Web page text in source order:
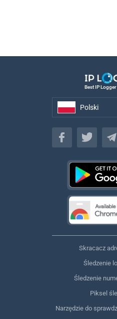
Best IP
Polski
Polski
Skracacz
Śledzenie
Śledzenie
Piksel
Narzędzie do